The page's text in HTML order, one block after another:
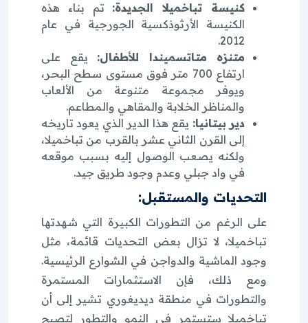
كنيسة تباخميلا الجديدة: تم بناء هذه
الكنيسة الأرثوذكسية الجورجية في عام
2012.
متنزه متاتسميندا للأطفال: يقع على
ارتفاع 700 متر فوق مستوى سطح البحر،
ويوفر مجموعة متنوعة من الألعاب
والمناظر الخلابة والمقاهي والمطاعم.
دير بيتانيا: يقع هذا الدير الذي يعود تاريخه
إلى القرن الثاني عشر بالقرب من تباخميلا،
ولكنه يصعب الوصول إليه بسبب موقعه
في واد جبلي وعدم وجود طريق جيد.
التحديات والمستقبل:
على الرغم من التطورات الكبيرة التي شهدتها
تباخميلا، لا تزال بعض التحديات قائمة، مثل
وجود الماشية والدواجن في الشوارع الرئيسية.
ومع ذلك، فإن الاستثمارات المستمرة
والتطورات في منطقة ديديغوري تشير إلى أن
تباخميلا ستستمر في النمو والتطور لتصبح